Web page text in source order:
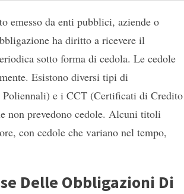
emesso da enti pubblici, aziende o
ha diritto a ricevere il
sotto forma di cedola. Le cedole
Esistono diversi tipi di
e i CCT (Certificati di Credito
non prevedono cedole. Alcuni titoli
con cedole che variano nel tempo,
Delle Obbligazioni Di